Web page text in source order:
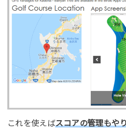
これを使えばスコアの管理もや